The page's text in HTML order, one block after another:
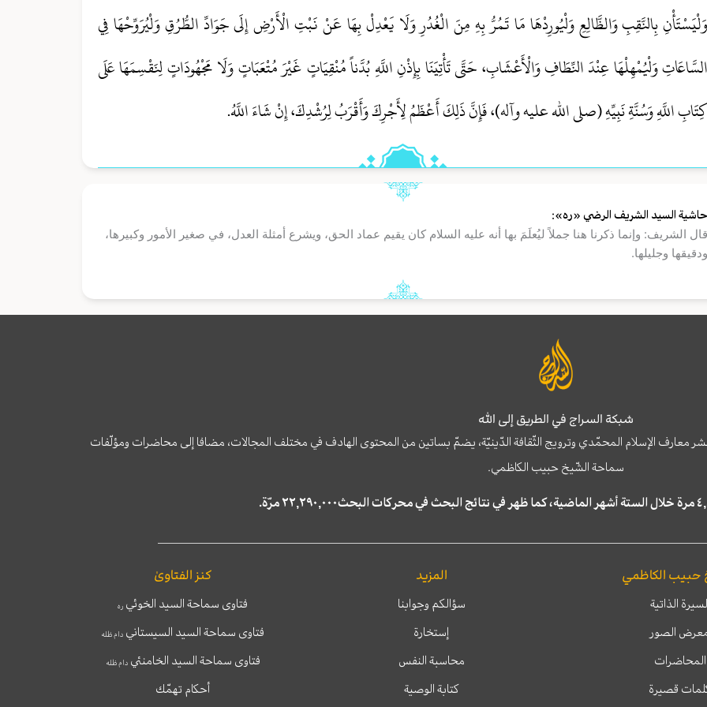
وَلْيَسْتَأْنِ بِالنَّقِبِ وَالظَّالِعِ وَلْيُورِدْهَا مَا تَمُرُّ بِهِ مِنَ الْغُدُرِ وَلَا يَعْدِلْ بِهَا عَنْ نَبْتِ الْأَرْضِ إِلَى جَوَادِّ الطُّرُقِ وَلْيُرَوِّحْهَا فِي
السَّاعَاتِ وَلْيُمْهِلْهَا عِنْدَ النِّطَافِ وَالْأَعْشَابِ، حَتَّى تَأْتِيَنَا بِإِذْنِ اللَّهِ بُدَّناً مُنْقِيَاتٍ غَيْرَ مُتْعَبَاتٍ وَلَا مَجْهُودَاتٍ لِنَقْسِمَهَا عَلَى
كِتَابِ اللَّهِ وَسُنَّةِ نَبِيِّهِ (صلی الله علیه وآله)، فَإِنَّ ذَلِكَ أَعْظَمُ لِأَجْرِكَ وَأَقْرَبُ لِرُشْدِكَ، إِنْ شَاءَ اللَّهُ.
حاشية السيد الشريف الرضي «ره»:
قال الشريف: وإنما ذكرنا هنا جملاً ليُعلَمَ بها أنه عليه السلام كان يقيم عماد الحق، ويشرع أمثلة العدل، في صغير الأمور وكبيرها،
ودقيقها وجليلها.
شبكة السراج في الطريق إلى الله
معارف الإسلام المحمّدي وترويج الثّقافة الدّينيّة، يضمّ بساتين من المحتوى الهادف في مختلف المجالات، مضافا إلى محاضرات ومؤلّفات
سماحة الشّيخ حبيب الكاظمي.
حبيب الكاظمي
الذاتية
الصور
المحاضرات
قصيرة
المزيد
سؤالكم وجوابنا
إستخارة
محاسبة النفس
كتابة الوصية
كنز الفتاوىٰ
فتاوى سماحة السيد الخوئي ره
فتاوى سماحة السيد السيستاني دام ظله
فتاوى سماحة السيد الخامنئيدام ظله
أحكام تهمّك